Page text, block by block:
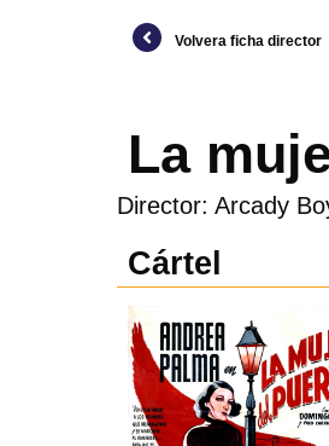
Volvera ficha director
La
Director: Arcady
Cártel